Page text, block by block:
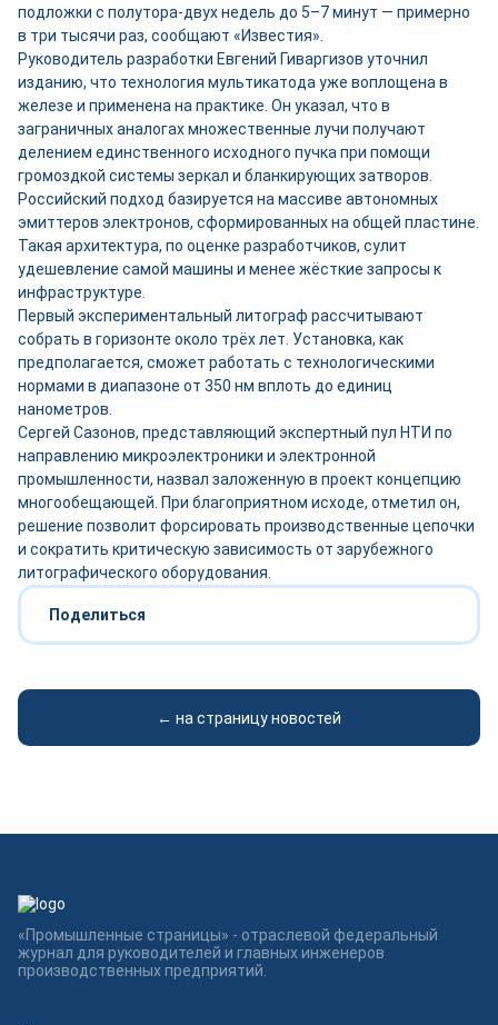
подложки с полутора-двух недель до 5–7 минут — примерно
в три тысячи раз, сообщают «Известия».
Руководитель разработки Евгений Гиваргизов уточнил
изданию, что технология мультикатода уже воплощена в
железе и применена на практике. Он указал, что в
заграничных аналогах множественные лучи получают
делением единственного исходного пучка при помощи
громоздкой системы зеркал и бланкирующих затворов.
Российский подход базируется на массиве автономных
эмиттеров электронов, сформированных на общей пластине.
Такая архитектура, по оценке разработчиков, сулит
удешевление самой машины и менее жёсткие запросы к
инфраструктуре.
Первый экспериментальный литограф рассчитывают
собрать в горизонте около трёх лет. Установка, как
предполагается, сможет работать с технологическими
нормами в диапазоне от 350 нм вплоть до единиц
нанометров.
Сергей Сазонов, представляющий экспертный пул НТИ по
направлению микроэлектроники и электронной
промышленности, назвал заложенную в проект концепцию
многообещающей. При благоприятном исходе, отметил он,
решение позволит форсировать производственные цепочки
и сократить критическую зависимость от зарубежного
литографического оборудования.
Поделиться
← на страницу новостей
«Промышленные страницы» - отраслевой федеральный
журнал для руководителей и главных инженеров
производственных предприятий.